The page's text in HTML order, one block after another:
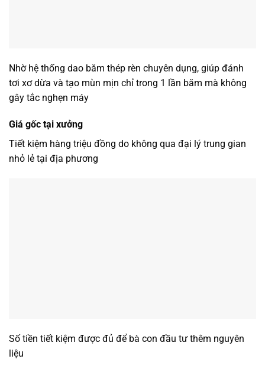
Nhờ hệ thống dao băm thép rèn chuyên dụng, giúp đánh
tơi xơ dừa và tạo mùn mịn chỉ trong 1 lần băm mà không
gây tắc nghẹn máy
Giá gốc tại xưởng
Tiết kiệm hàng triệu đồng do không qua đại lý trung gian
nhỏ lẻ tại địa phương
Số tiền tiết kiệm được đủ để bà con đầu tư thêm nguyên
liệu